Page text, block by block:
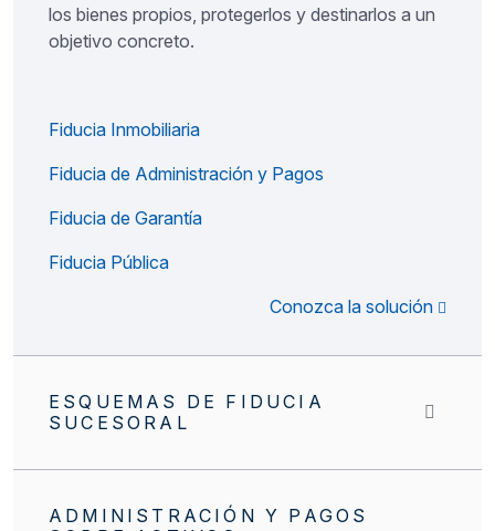
los bienes propios, protegerlos y destinarlos a un
objetivo concreto.
Fiducia Inmobiliaria
Fiducia de Administración y Pagos
Fiducia de Garantía
Fiducia Pública
Conozca la solución
ESQUEMAS DE FIDUCIA
SUCESORAL
ADMINISTRACIÓN Y PAGOS